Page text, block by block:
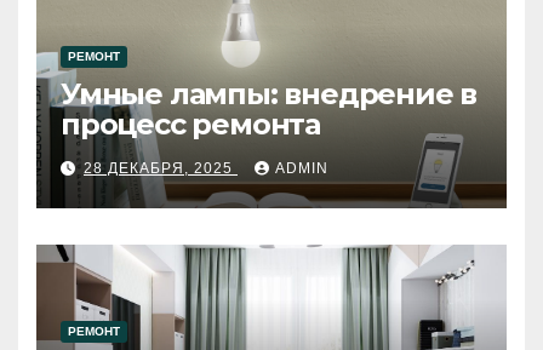
РЕМОНТ
Умные лампы: внедрение в
процесс ремонта
28 ДЕКАБРЯ, 2025 ADMIN
РЕМОНТ